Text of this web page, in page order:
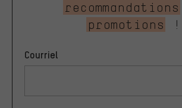
recommandations
promotions
!
Courriel